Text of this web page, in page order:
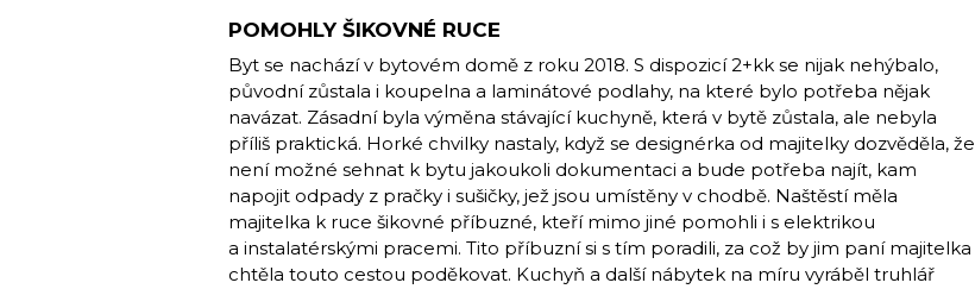
POMOHLY ŠIKOVNÉ RUCE
Byt se nachází v bytovém domě z roku 2018. S dispozicí 2+kk se nijak nehýbalo,
původní zůstala i koupelna a laminátové podlahy, na které bylo potřeba nějak
navázat. Zásadní byla výměna stávající kuchyně, která v bytě zůstala, ale nebyla
příliš praktická. Horké chvilky nastaly, když se designérka od majitelky dozvěděla, že
není možné sehnat k bytu jakoukoli dokumentaci a bude potřeba najít, kam
napojit odpady z pračky i sušičky, jež jsou umístěny v chodbě. Naštěstí měla
majitelka k ruce šikovné příbuzné, kteří mimo jiné pomohli i s elektrikou
a instalatérskými pracemi. Tito příbuzní si s tím poradili, za což by jim paní majitelka
chtěla touto cestou poděkovat. Kuchyň a další nábytek na mí­ru vyráběl truhlář